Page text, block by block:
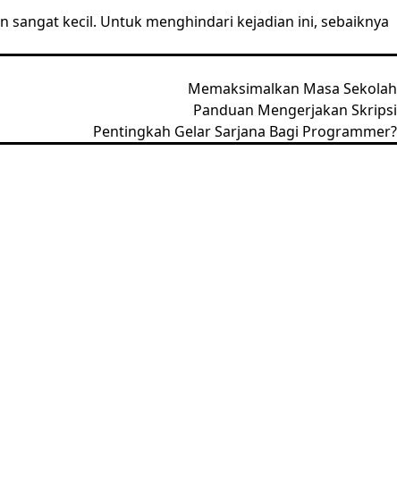
kecil. Untuk menghindari kejadian ini, sebaiknya
Memaksimalkan Masa Sekolah
Panduan Mengerjakan Skripsi
Pentingkah Gelar Sarjana Bagi Programmer?